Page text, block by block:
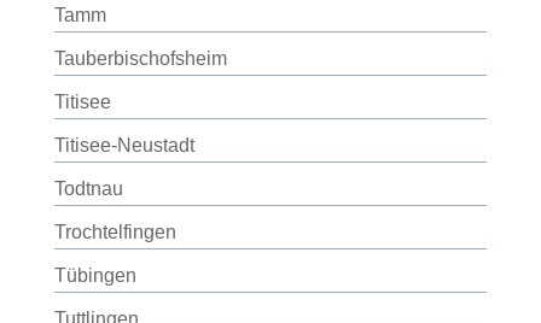
Tamm
Tauberbischofsheim
Titisee
Titisee-Neustadt
Todtnau
Trochtelfingen
Tübingen
Tuttlingen